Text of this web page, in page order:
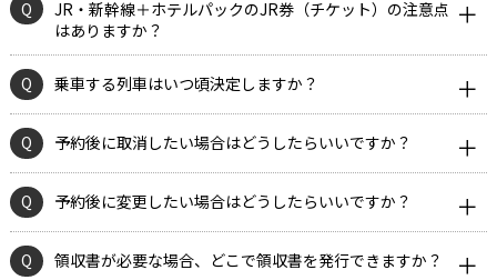
Q
JR・新幹線＋ホテルパックのJR券（チケット）の注意点
はありますか？
Q 乗車する列車はいつ頃決定しますか？
Q 予約後に取消したい場合はどうしたらいいですか？
Q 予約後に変更したい場合はどうしたらいいですか？
Q 領収書が必要な場合、どこで領収書を発行できますか？